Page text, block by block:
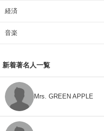
経済
音楽
新着著名人一覧
Mrs. GREEN APPLE